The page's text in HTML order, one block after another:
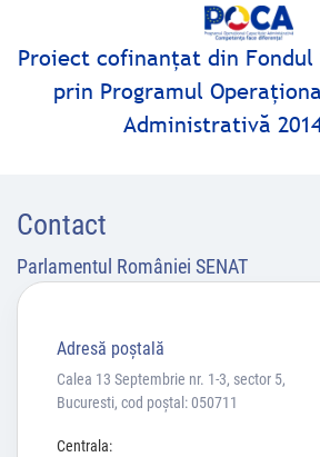
Proiect cofinanţat din Fondul
prin Programul
Administrativă
Contact
Parlamentul României SENAT
Adresă poştală
Calea 13 Septembrie nr. 1-3, sector 5,
Bucuresti, cod poștal: 050711
Centrala: